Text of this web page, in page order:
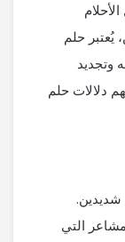
يُعتبر حلم
وتجديد
دلالات حلم
شديدين.
التي